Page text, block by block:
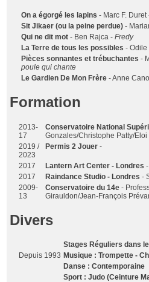
On a égorgé les lapins - Marc F.
Sit Jikaer (ou la peine perdue) -
Qui ne dit mot - Ben Rajca -Fredy
La Terre de tous les possibles -
Pièces sonnantes et trébuchantes -
poule qui chante
Le Gardien De Mon Frère - Anne
Formation
2013-
17
Conservatoire National
Gonzales/Christophe Patty/Eloi
2019 /
2023
Permis 2 Jouer -
2017 Lantern Art Center - Londres
2017
Raindance Studio - Londres -
2009-
13
Conservatoire du 14e -
Girauldon/Jean-François
Divers
Stages Réguliers dans
Depuis 1993 Musique : Trompette -
Danse : Contemporaine
Sport : Judo (Ceinture